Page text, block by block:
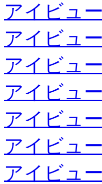
アイビュ
アイビュ
アイビュ
アイビュ
アイビュ
アイビュ
アイビュ